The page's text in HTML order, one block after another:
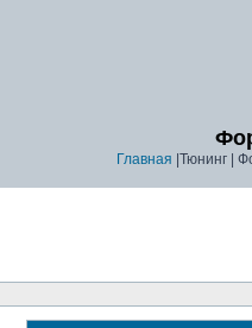
Главная |Тюнинг |